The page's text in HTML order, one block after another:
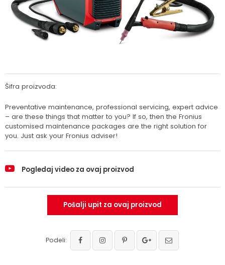
Šifra proizvoda:
Preventative maintenance, professional servicing, expert advice
– are these things that matter to you? If so, then the Fronius
customised maintenance packages are the right solution for
you. Just ask your Fronius adviser!
Pogledaj video za ovaj proizvod
Pošalji upit za ovaj proizvod
Podeli: